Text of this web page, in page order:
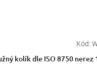
Kód:
kolík dle ISO 8750 nerez